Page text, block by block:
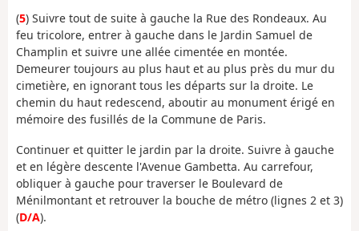
(5) Suivre tout de suite à gauche la Rue des Rondeaux. Au
feu tricolore, entrer à gauche dans le Jardin Samuel de
Champlin et suivre une allée cimentée en montée.
Demeurer toujours au plus haut et au plus près du mur du
cimetière, en ignorant tous les départs sur la droite. Le
chemin du haut redescend, aboutir au monument érigé en
mémoire des fusillés de la Commune de Paris.
Continuer et quitter le jardin par la droite. Suivre à gauche
et en légère descente l'Avenue Gambetta. Au carrefour,
obliquer à gauche pour traverser le Boulevard de
Ménilmontant et retrouver la bouche de métro (lignes 2 et 3)
(D/A).